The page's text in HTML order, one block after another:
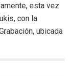
esta vez
con la
ubicada